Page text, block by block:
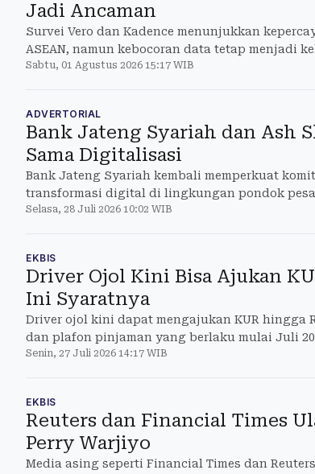
Jadi Ancaman
Survei Vero dan Kadence menunjukkan
ASEAN, namun kebocoran data tetap menjadi
Sabtu, 01 Agustus 2026 15:17 WIB
ADVERTORIAL
Bank Jateng Syariah dan Ash
Sama Digitalisasi
Bank Jateng Syariah kembali memperkuat
transformasi digital di lingkungan pondok
Selasa, 28 Juli 2026 10:02 WIB
EKBIS
Driver Ojol Kini Bisa Ajukan
Ini Syaratnya
Driver ojol kini dapat mengajukan KUR hingga
dan plafon pinjaman yang berlaku mulai Juli
Senin, 27 Juli 2026 14:17 WIB
EKBIS
Reuters dan Financial Times
Perry Warjiyo
Media asing seperti Financial Times dan